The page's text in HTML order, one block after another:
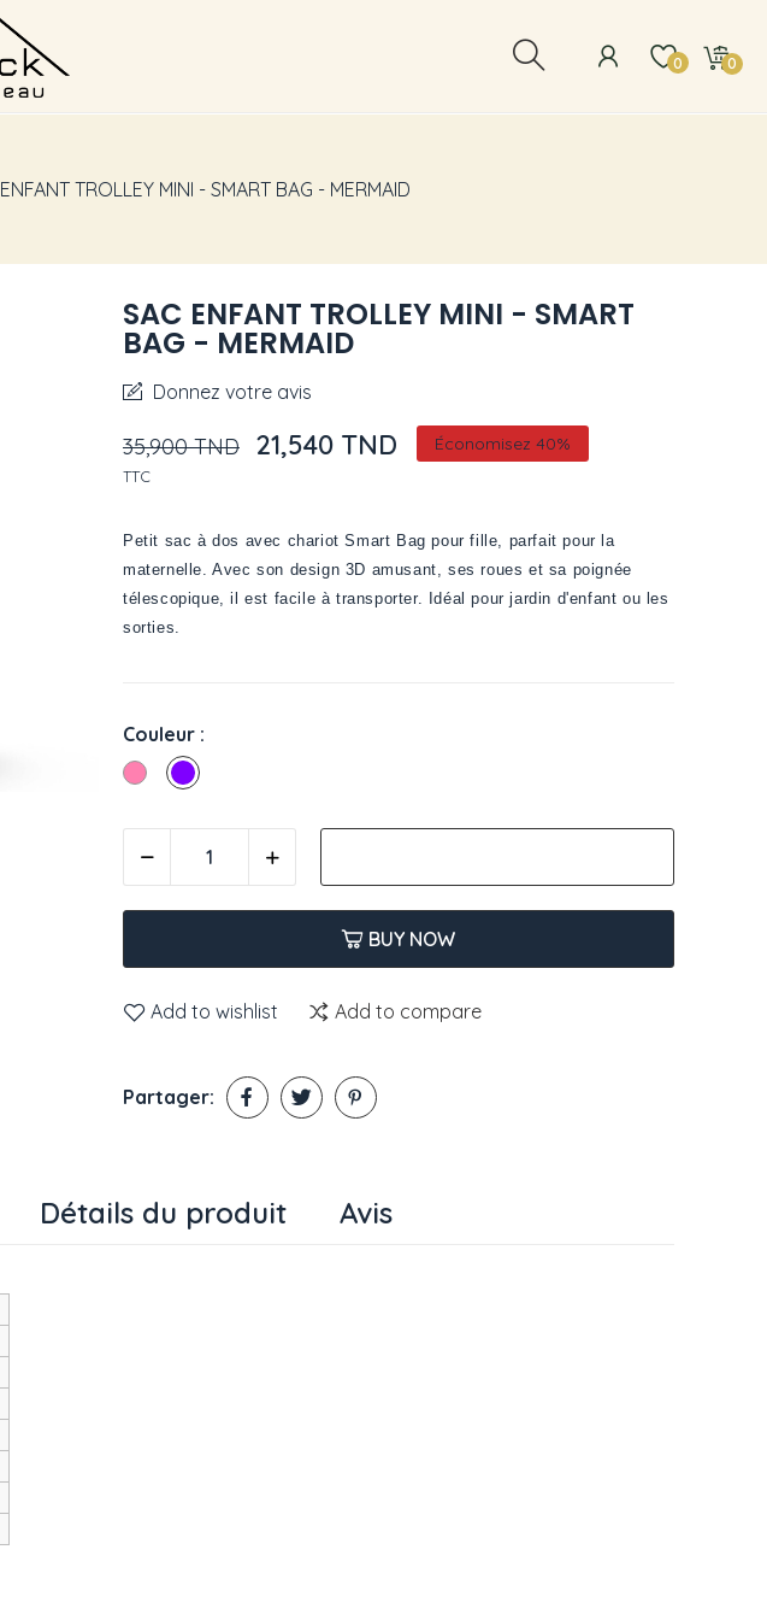
0 0
TROLLEY MINI - SMART BAG - MERMAID
SAC ENFANT TROLLEY MINI - SMART
BAG - MERMAID
Donnez votre avis
35,900 TND 21,540 TND Économisez 40%
TTC
Petit sac à dos avec chariotSmart Bag pour fille, parfait pour la
maternelle. Avec son design 3D amusant, ses roues et sa poignée
télescopique, il est facile à transporter. Idéal pour jardin d'enfant ou les
sorties.
Couleur :
Rose
violet
BUY NOW
Add to wishlist Add to compare
Partager:
Détails du produit Avis